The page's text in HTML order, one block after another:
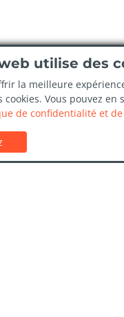
utilise des
la meilleure
cookies. Vous pouvez en
de confidentialité et de